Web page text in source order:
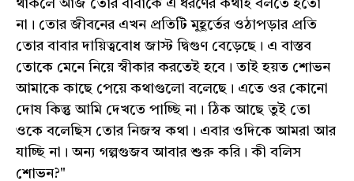
থাকলে আজ তোর বাবাকে এ ধরণের কথাই বলতে হতো
না। তোর জীবনের এখন প্রতিটি মুহূর্তের ওঠাপড়ার প্রতি
তোর বাবার দায়িত্ববোধ জাস্ট দ্বিগুণ বেড়েছে। এ বাস্তব
তোকে মেনে নিয়ে স্বীকার করতেই হবে। তাই হয়ত শোভন
আমাকে কাছে পেয়ে কথাগুলো বলেছে। এতে ওর কোনো
দোষ কিন্তু আমি দেখতে পাচ্ছি না। ঠিক আছে তুই তো
ওকে বলেছিস তোর নিজস্ব কথা। এবার ওদিকে আমরা আর
যাচ্ছি না। অন্য গল্পগুজব আবার শুরু করি। কী বলিস
শোভন?"